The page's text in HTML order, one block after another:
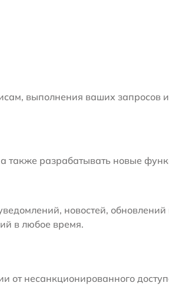
выполнения ваших запросов
разрабатывать новые
новостей, обновлений
в любое время.
несанкционированного